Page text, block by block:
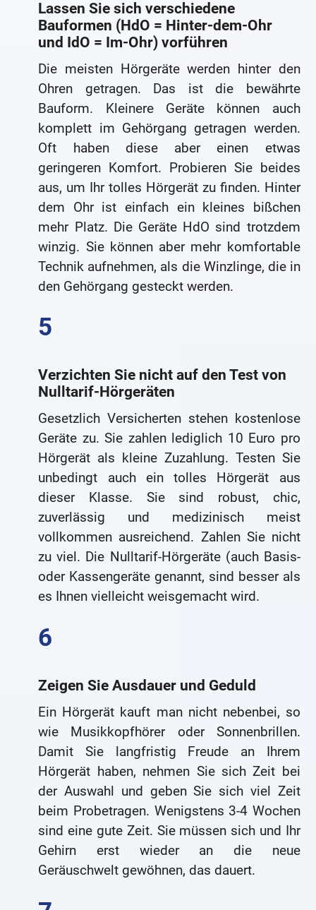
Lassen Sie sich verschiedene
Bauformen (HdO = Hinter-dem-Ohr
und IdO = Im-Ohr) vorführen
Die meisten Hörgeräte werden hinter den
Ohren getragen. Das ist die bewährte
Bauform. Kleinere Geräte können auch
komplett im Gehörgang getragen werden.
Oft haben diese aber einen etwas
geringeren Komfort. Probieren Sie beides
aus, um Ihr tolles Hörgerät zu finden. Hinter
dem Ohr ist einfach ein kleines bißchen
mehr Platz. Die Geräte HdO sind trotzdem
winzig. Sie können aber mehr komfortable
Technik aufnehmen, als die Winzlinge, die in
den Gehörgang gesteckt werden.
Verzichten Sie nicht auf den Test von
Nulltarif-Hörgeräten
Gesetzlich Versicherten stehen kostenlose
Geräte zu. Sie zahlen lediglich 10 Euro pro
Hörgerät als kleine Zuzahlung. Testen Sie
unbedingt auch ein tolles Hörgerät aus
dieser Klasse. Sie sind robust, chic,
zuverlässig und medizinisch meist
vollkommen ausreichend. Zahlen Sie nicht
zu viel. Die Nulltarif-Hörgeräte (auch Basis-
oder Kassengeräte genannt, sind besser als
es Ihnen vielleicht weisgemacht wird.
Zeigen Sie Ausdauer und Geduld
Ein Hörgerät kauft man nicht nebenbei, so
wie Musikkopfhörer oder Sonnenbrillen.
Damit Sie langfristig Freude an Ihrem
Hörgerät haben, nehmen Sie sich Zeit bei
der Auswahl und geben Sie sich viel Zeit
beim Probetragen. Wenigstens 3-4 Wochen
sind eine gute Zeit. Sie müssen sich und Ihr
Gehirn erst wieder an die neue
Geräuschwelt gewöhnen, das dauert.